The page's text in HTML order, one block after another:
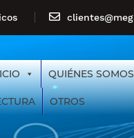
QUIÉNES SOMOS
OTROS